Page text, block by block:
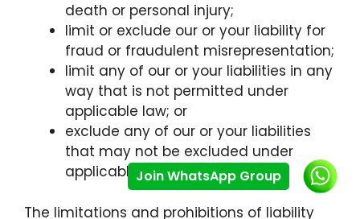
death or personal injury;
limit or exclude our or your liability for
fraud or fraudulent misrepresentation;
limit any of our or your liabilities in any
way that is not permitted under
applicable law; or
exclude any of our or your liabilities
that may not be excluded under
applicable law.
The limitations and prohibitions of liability
Join WhatsApp Group